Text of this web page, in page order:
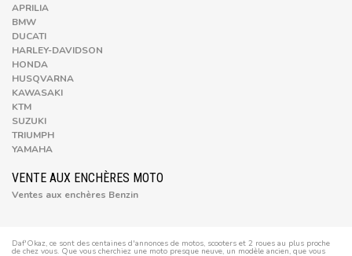
APRILIA
BMW
DUCATI
HARLEY-DAVIDSON
HONDA
HUSQVARNA
KAWASAKI
KTM
SUZUKI
TRIUMPH
YAMAHA
VENTE AUX ENCHÈRES MOTO
Ventes aux enchères Benzin
Daf'Okaz, ce sont des centaines d'annonces de motos, scooters et 2 roues au plus proche
de chez vous. Que vous cherchiez une moto presque neuve, un modèle ancien, que vous